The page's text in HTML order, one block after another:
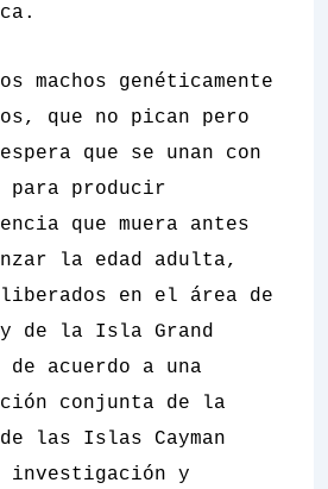
machos genéticamente
que no pican pero
que se unan con
para producir
que muera antes
la edad adulta,
en el área de
de la Isla Grand
de acuerdo a una
conjunta de la
las Islas Cayman
investigación y